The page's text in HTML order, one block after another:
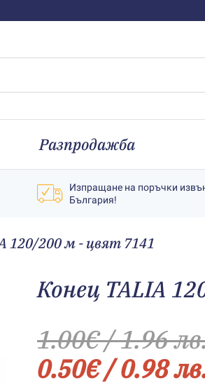
Разпродажба
Изпращане на поръчки
България!
120/200 м - цвят 7141
Конец TALIA
1.00€/ 1.96
0.50€/ 0.98